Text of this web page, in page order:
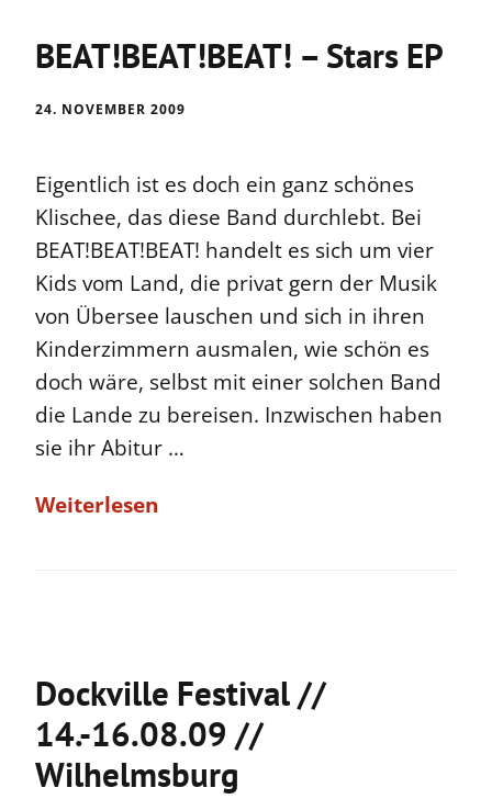
BEAT!BEAT!BEAT! – Stars EP
24. NOVEMBER 2009
Eigentlich ist es doch ein ganz schönes
Klischee, das diese Band durchlebt. Bei
BEAT!BEAT!BEAT! handelt es sich um vier
Kids vom Land, die privat gern der Musik
von Übersee lauschen und sich in ihren
Kinderzimmern ausmalen, wie schön es
doch wäre, selbst mit einer solchen Band
die Lande zu bereisen. Inzwischen haben
sie ihr Abitur …
Weiterlesen
Dockville Festival //
14.-16.08.09 //
Wilhelmsburg